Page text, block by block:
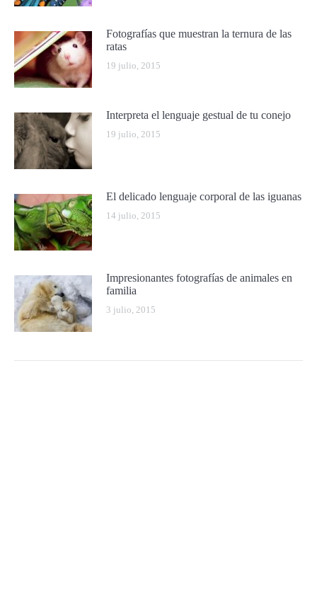
Fotografías que muestran la ternura de las
ratas
19 julio, 2015
Interpreta el lenguaje gestual de tu conejo
19 julio, 2015
El delicado lenguaje corporal de las iguanas
14 julio, 2015
Impresionantes fotografías de animales en
familia
3 julio, 2015